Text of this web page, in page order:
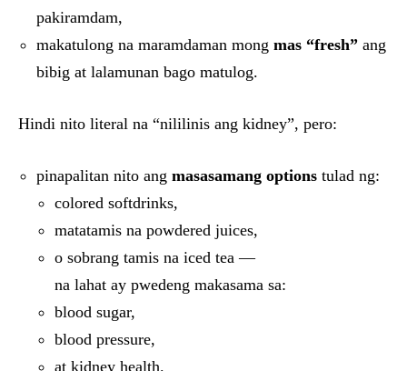
pakiramdam,
makatulong na maramdaman mong mas “fresh” ang
bibig at lalamunan bago matulog.
Hindi nito literal na “nililinis ang kidney”, pero:
pinapalitan nito ang masasamang options tulad ng:
colored softdrinks,
matatamis na powdered juices,
o sobrang tamis na iced tea —
na lahat ay pwedeng makasama sa:
blood sugar,
blood pressure,
at kidney health.